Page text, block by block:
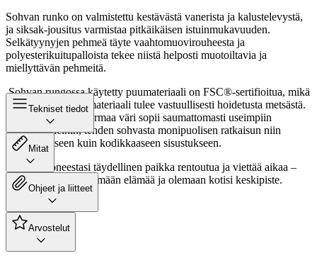
Sohvan runko on valmistettu kestävästä vanerista ja kalustelevystä,
ja siksak-jousitus varmistaa pitkäikäisen istuinmukavuuden.
Selkätyynyjen pehmeä täyte vaahtomuovirouheesta ja
polyesterikuitupalloista tekee niistä helposti muotoiltavia ja
miellyttävän pehmeitä.
Sohvan rungossa käytetty puumateriaali on FSC®-sertifioitua, mikä
tarkoittaa, että puumateriaali tulee vastuullisesti hoidetusta metsästä.
Neutraali vaaleanharmaa väri sopii saumattomasti useimpiin
sisustustyyleihin, tehden sohvasta monipuolisen ratkaisun niin
minimalistiseen kuin kodikkaaseen sisustukseen.
Tee olohuoneestasi täydellinen paikka rentoutua ja viettää aikaa –
sohva on luotu kestämään elämää ja olemaan kotisi keskipiste.
Tekniset tiedot
Mitat
Ohjeet ja liitteet
Arvostelut